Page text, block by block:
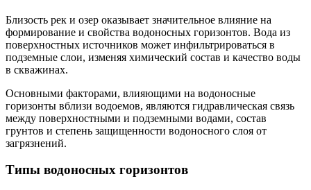
Близость рек и озер оказывает значительное влияние на
формирование и свойства водоносных горизонтов. Вода из
поверхностных источников может инфильтрироваться в
подземные слои, изменяя химический состав и качество воды
в скважинах.
Основными факторами, влияющими на водоносные
горизонты вблизи водоемов, являются гидравлическая связь
между поверхностными и подземными водами, состав
грунтов и степень защищенности водоносного слоя от
загрязнений.
Типы водоносных горизонтов